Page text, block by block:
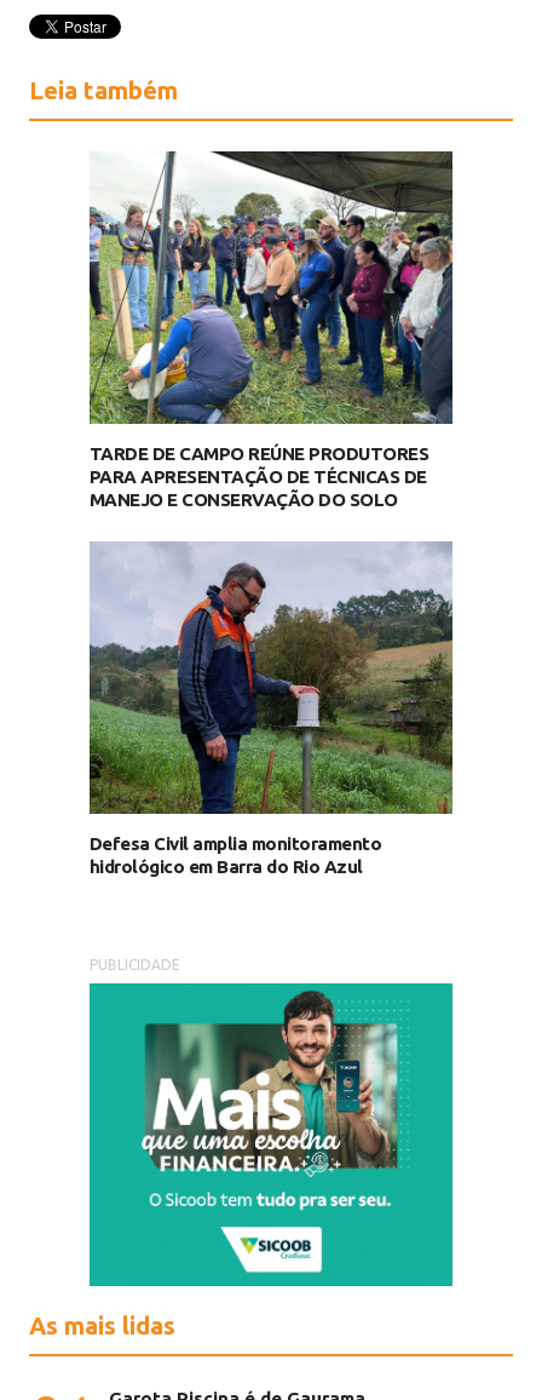
Leia também
TARDE DE CAMPO REÚNE PRODUTORES
PARA APRESENTAÇÃO DE TÉCNICAS DE
MANEJO E CONSERVAÇÃO DO SOLO
Defesa Civil amplia monitoramento
hidrológico em Barra do Rio Azul
PUBLICIDADE
As mais lidas